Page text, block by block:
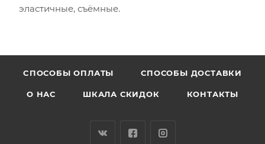
эластичные, съёмные.
CПОСОБЫ ОПЛАТЫ СПОСОБЫ ДОСТАВКИ
О НАС ШКАЛА СКИДОК КОНТАКТЫ